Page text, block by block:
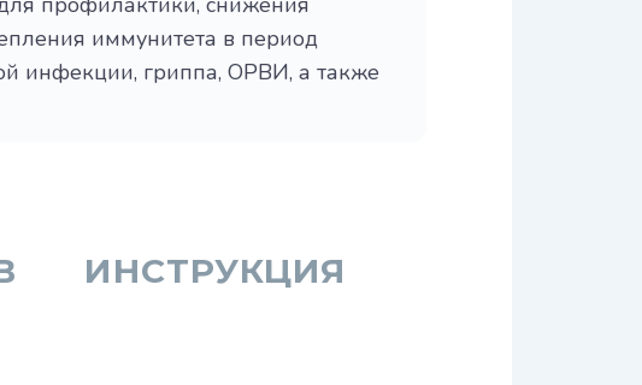
иммунитета в период
инфекции, гриппа, ОРВИ, а также
ИНСТРУКЦИЯ